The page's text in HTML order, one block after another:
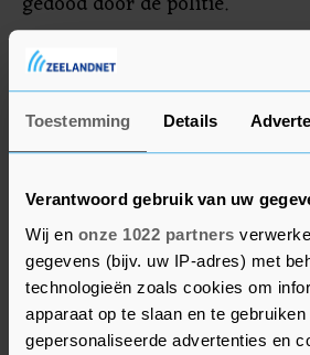
Toestemming Details
Verantwoord gebruik van uw
Wij en onze 1022 partners
gegevens (bijv. uw IP-adres) met
technologieën zoals cookies om
apparaat op te slaan en te
gepersonaliseerde advertenties en